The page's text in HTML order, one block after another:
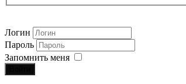
Логин
Пароль
Запомнить меня